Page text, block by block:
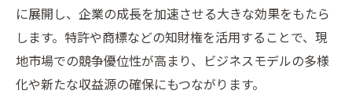
に展開し、企業の成長を加速させる大きな効果をもたら
します。特許や商標などの知財権を活用することで、現
地市場での競争優位性が高まり、ビジネスモデルの多様
化や新たな収益源の確保にもつながります。